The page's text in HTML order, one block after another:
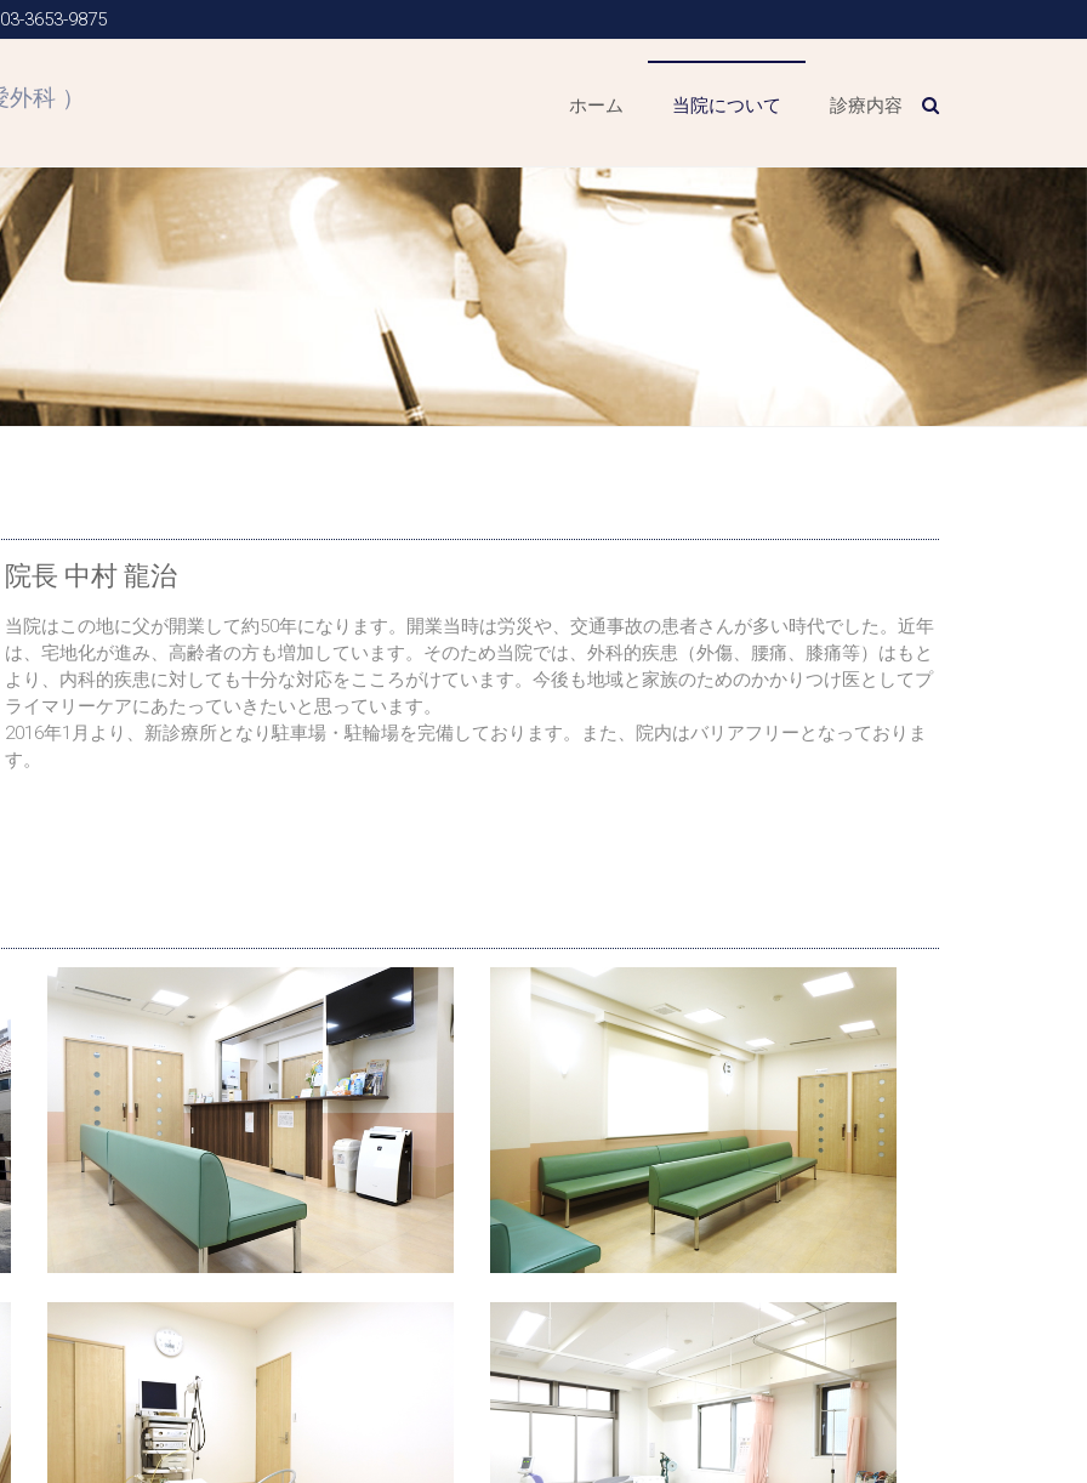
3653-9875
科 ） ホーム 当院について 診療内容
院長 中村 龍治
当院はこの地に父が開業して約50年になります。開業当時は労災や、交通事故の患者さんが多い時代でした。近年
は、宅地化が進み、高齢者の方も増加しています。そのため当院では、外科的疾患（外傷、腰痛、膝痛等）はもと
より、内科的疾患に対しても十分な対応をこころがけています。今後も地域と家族のためのかかりつけ医としてプ
ライマリーケアにあたっていきたいと思っています。
2016年1月より、新診療所となり駐車場・駐輪場を完備しております。また、院内はバリアフリーとなっておりま
す。